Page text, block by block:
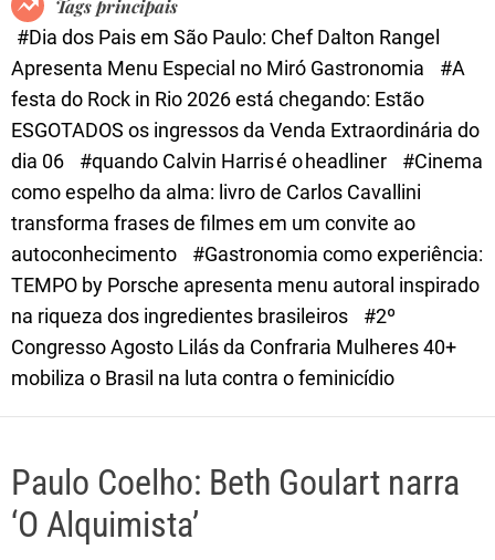
e
Tags principais
#Dia dos Pais em São Paulo: Chef Dalton Rangel
Apresenta Menu Especial no Miró Gastronomia
#A
festa do Rock in Rio 2026 está chegando: Estão
ESGOTADOS os ingressos da Venda Extraordinária do
dia 06
#quando Calvin Harris é o headliner
#Cinema
como espelho da alma: livro de Carlos Cavallini
transforma frases de filmes em um convite ao
autoconhecimento
#Gastronomia como experiência:
TEMPO by Porsche apresenta menu autoral inspirado
na riqueza dos ingredientes brasileiros
#2º
Congresso Agosto Lilás da Confraria Mulheres 40+
mobiliza o Brasil na luta contra o feminicídio
Paulo Coelho: Beth Goulart narra
‘O Alquimista’